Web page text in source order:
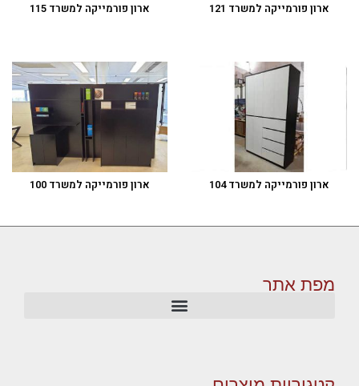
ארון פורמייקה למשרד 121 ארון פורמייקה למשרד 115
ארון פורמייקה למשרד 104 ארון פורמייקה למשרד 100
מפת אתר